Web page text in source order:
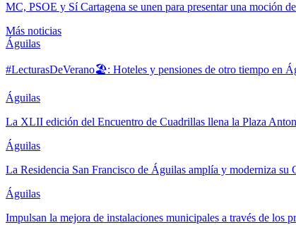
MC, PSOE y Sí Cartagena se unen para presentar una moción
Más noticias
Águilas
#LecturasDeVerano🏖: Hoteles y pensiones de otro tiempo en
Águilas
La XLII edición del Encuentro de Cuadrillas llena la Plaza
Águilas
La Residencia San Francisco de Águilas amplía y moderniza su
Águilas
Impulsan la mejora de instalaciones municipales a través de los